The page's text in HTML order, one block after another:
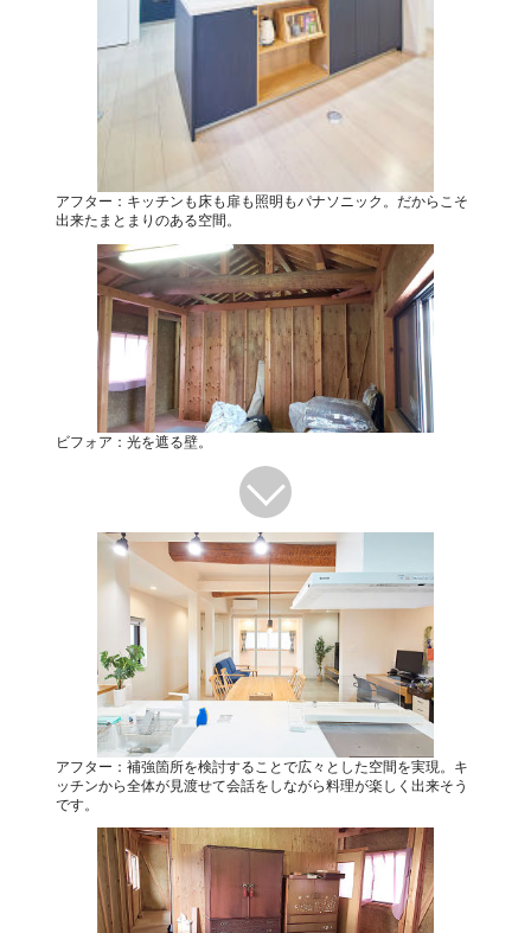
アフター：キッチンも床も扉も照明もパナソニック。だからこそ
出来たまとまりのある空間。
ビフォア：光を遮る壁。
アフター：補強箇所を検討することで広々とした空間を実現。キ
ッチンから全体が見渡せて会話をしながら料理が楽しく出来そう
です。